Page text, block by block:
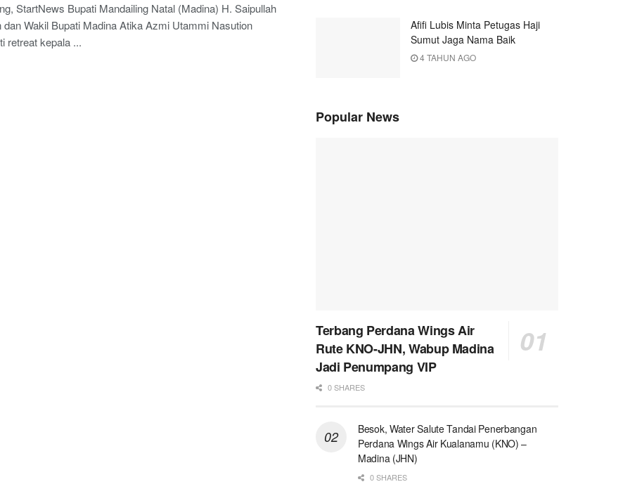
StartNews Bupati Mandailing Natal (Madina) H. Saipullah
dan Wakil Bupati Madina Atika Azmi Utammi Nasution
retreat kepala ...
Afifi Lubis Minta Petugas Haji
Sumut Jaga Nama Baik
4 TAHUN AGO
Popular News
Terbang Perdana Wings Air
Rute KNO-JHN, Wabup Madina
Jadi Penumpang VIP
0 SHARES
Besok, Water Salute Tandai Penerbangan
Perdana Wings Air Kualanamu (KNO) –
Madina (JHN)
0 SHARES